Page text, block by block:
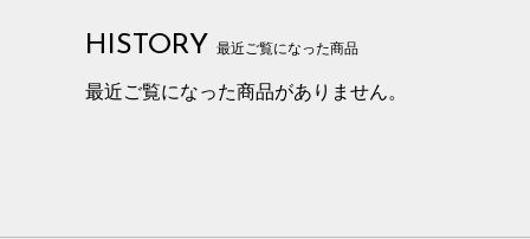
HISTORY 最近ご覧になった商品
最近ご覧になった商品がありません。